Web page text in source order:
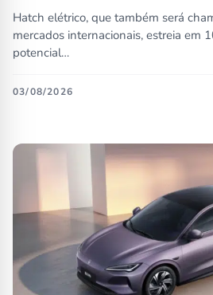
Hatch elétrico, que também será
mercados internacionais, estreia em
potencial…
03/08/2026